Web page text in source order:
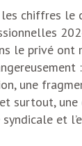
les chiffres le
le privé ont
une
surtout,
et